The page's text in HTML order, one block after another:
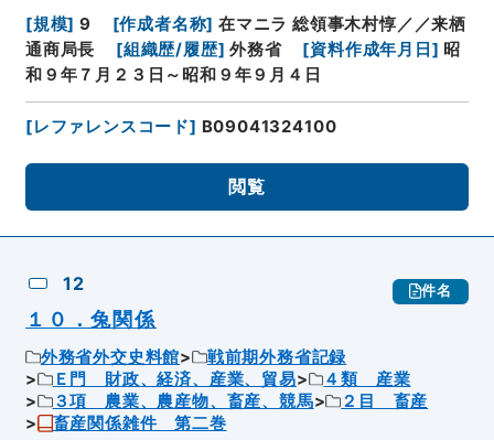
[規模] 9 [作成者名称] 在マニラ 総領事木村惇／／来栖
通商局長
[組織歴/履歴] 外務省 [資料作成年月日 ] 昭
和９年７月２３日～昭和９年９月４日
[レファレンスコード] B09041324100
閲覧
12 件名
１０．兔関係
外務省外交史料館
戦前期外務省記録
Ｅ門 財政、経済、産業、貿易
４類 産業
３項 農業、農産物、畜産、競馬
２目 畜産
畜産関係雑件 第二巻